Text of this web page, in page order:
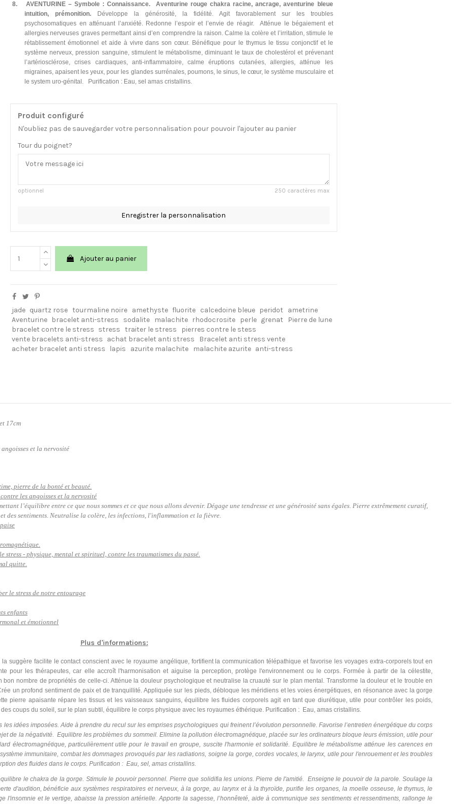
8. AVENTURINE – Symbole : Connaissance.
Aventurine rouge chakra racine, ancrage, aventurine bleue
intuition, prémonition.
Développe la générosité, la fidélité. Agit favorablement sur les troubles
psychosomatiques en atténuant l’anxiété. Redonne l’espoir et l’envie de réagir.
Atténue le bégaiement et
allergies nerveuses graves permettant ainsi d’en comprendre la raison. Calme la colère et l’irritation, stimule le
rétablissement émotionnel et aide à vivre dans son cœur. Bénéfique pour le thymus le tissu conjonctif et le
système nerveux, pression sanguine, stimulent le métabolisme, diminuant le taux de cholestérol et prévenant
l’artériosclérose, crises cardiaques, anti-inflammatoire, calme éruptions cutanées, allergies, atténue les
migraines, apaisent les yeux, pour les glandes surrénales, poumons, le sinus, le cœur, le système musculaire et
le system uro-génital.
Purification : Eau, sel amas cristallins.
Produit configuré
N'oubliez pas de sauvegarder votre personnalisation pour pouvoir l'ajouter au panier
Tour du poignet?
optionnel 250 caractères max
Enregistrer la personnalisation
Ajouter au panier
jade quartz rose tourmaline noire amethyste fluorite calcedoine bleue peridot
ametrine
Aventurine
bracelet anti-stress sodalite malachite rhodocrosite perle grenat
Pierre de lune
bracelet contre le stress stress traiter le stress
pierres contre le stess
vente bracelets anti-stress achat bracelet anti stress
Bracelet anti stress vente
acheter bracelet anti stress
lapis azurite malachite malachite azurite anti-stress
17cm
angoisses et la nervosité
pierre de la bonté et beauté.
les angoisses et la nervosité
l’équilibre entre ce que nous sommes et ce que nous allons devenir. Dégage une tendresse et une générosité sans égales. Pierre extrêmement curatif,
des sentiments. Neutralise la colère, les infections, l'inflammation et la fièvre.
stress - physique, mental et spirituel, contre les traumatismes du passé.
quitte.
le stress de notre entourage
enfants
et émotionnel
Plus d'informations:
suggère facilite le contact conscient avec le royaume angélique, fortifient la communication télépathique et favorise les voyages extra-corporels tout en
pour les thérapeutes, car elle accroît l'harmonisation et aiguise la perception, protège l'environnement ou le corps. Formée à partir de la célestite,
nombre de propriétés de celle-ci. Atténue la douleur psychologique et neutralise la cruauté sur le plan mental. Transforme la douleur et le trouble en
un profond sentiment de paix et de tranquillité. Appliquée sur les pieds, débloque les méridiens et les voies énergétiques, en résonance avec la gorge
pierre apaisante répare les tissus et les vaisseaux sanguins, équilibre les fluides corporels agit en tant que diurétique, utile pour contrôler les poids,
coups du soleil, sur le plan subtil, équilibre le corps physique avec les royaumes éthérique. Purification : Eau, amas cristallins.
les idées imposées. Aide à prendre du recul sur les emprises psychologiques qui freinent l’évolution personnelle. Favorise l’entretien énergétique du corps
de la négativité. Equilibre les problèmes du sommeil. Elimine la pollution électromagnétique, placée sur les ordinateurs bloque leurs émission, utile pour
électromagnétique, particulièrement utile pour le travail en groupe, suscite l'harmonie et solidarité. Equilibre le métabolisme atténue les carences en
immunitaire, combat les dommages provoqués par les radiations, soigne la gorge, cordes vocales, le larynx, utile pour l'enrouement et les troubles
des fluides dans le corps. Purification : Eau, sel, amas cristallins.
le chakra de la gorge. Stimule le pouvoir personnel. Pierre que solidifia les unions. Pierre de l'amitié. Enseigne le pouvoir de la parole. Soulage la
d'audition, bénéficie aux systèmes respiratoires et nerveux, à la gorge, au larynx et à la thyroïde, purifie les organes, la moelle osseuse, le thymus, le
l'insomnie et le vertige, abaisse la pression artérielle. Apporte la sagesse, l’honnêteté, aide à communique ses sentiments et ressentiments, rallonge le